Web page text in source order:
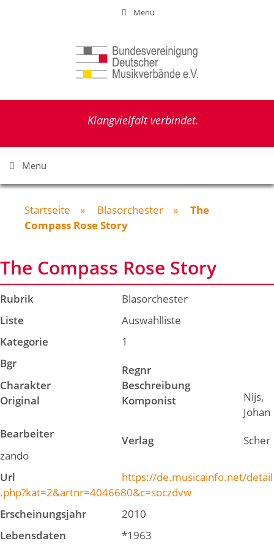
Menu
Klangvielfalt verbindet.
Menu
Startseite » Blasorchester » The
Compass Rose Story
The Compass Rose Story
Rubrik
Blasorchester
Liste
Auswahlliste
Kategorie
1
Bgr
Regnr
Charakter
Beschreibung
Original
Komponist
Nijs,
Johan
Bearbeiter
Verlag
Scher
zando
Url
https://de.musicainfo.net/detail
.php?kat=2&artnr=4046680&c=soczdvw
Erscheinungsjahr
2010
Lebensdaten
*1963